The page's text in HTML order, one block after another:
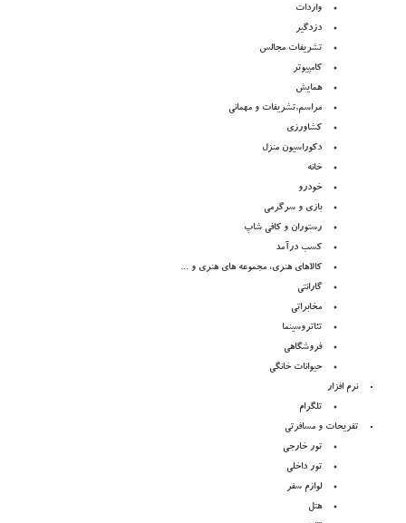
واردات
دزدگیر
تشریفات مجالس
کامپیوتر
همایش
مراسم,تشریفات و مهمانی
کشاورزی
دکوراسیون منزل
خانه
خودرو
بازی و سرگرمی
رستوران و کافی شاپ
کسب درآمد
کالاهای هنری، مجموعه های هنری و ...
گارانتی
مخابراتی
تئاتروسینما
فروشگاهی
حیوانات خانگی
نرم افزار
تلگرام
تفریحات و مسافرتی
تور خارجی
تور داخلی
لوازم سفر
هتل